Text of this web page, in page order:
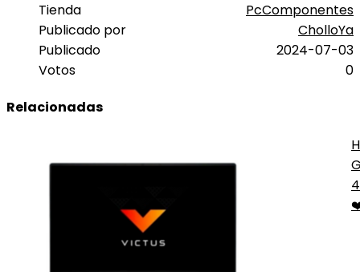
Tienda
PcComponentes
Publicado por
CholloYa
Publicado
2024-07-03
Votos
0
Relacionadas